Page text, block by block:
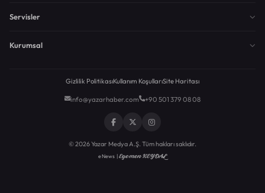
Servisler
Kurumsal
Gizlilik PolitikasıKullanım KoşullarıSite Haritası
info@yazarhaber.com +90 501 379 08 08
© 2026 Yazar Medya A.Ş. Tüm hakları saklıdır.
eNews |Egemen KEYDAL